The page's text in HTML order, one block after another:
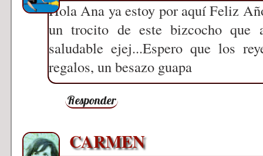
Hola Ana ya estoy por aquí Feliz
un trocito de este bizcocho que
saludable ejej...Espero que los
regalos, un besazo guapa
Responder
CARMEN